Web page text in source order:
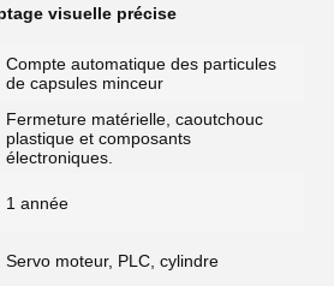
visuelle précise
Compte automatique des particules
de capsules minceur
Fermeture matérielle, caoutchouc
plastique et composants
électroniques.
1 année
Servo moteur, PLC, cylindre